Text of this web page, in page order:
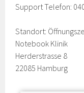
Support Telefon:
Standort:
Notebook Klinik
Herderstrasse 8
22085 Hamburg